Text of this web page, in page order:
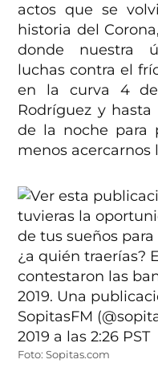
actos que se
historia del
donde nuestra
luchas contra el
en la curva 4
Rodríguez y
de la noche para
menos acercarnos
Foto: Sopitas.com